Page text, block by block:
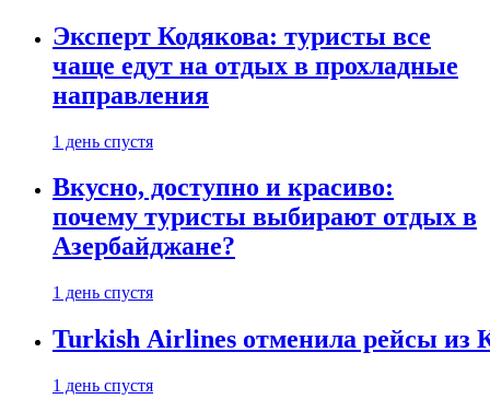
Эксперт Кодякова: туристы все
чаще едут на отдых в прохладные
направления
1 день спустя
Вкусно, доступно и красиво:
почему туристы выбирают отдых в
Азербайджане?
1 день спустя
Turkish Airlines отменила рейсы из
1 день спустя